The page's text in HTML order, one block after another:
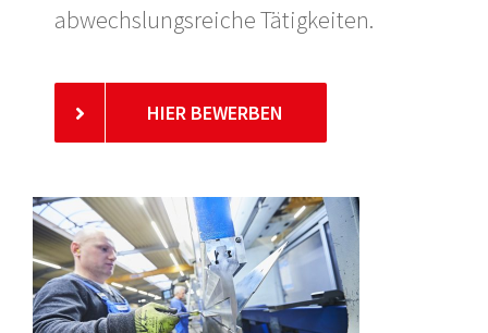
abwechslungsreiche Tätigkeiten.
HIER BEWERBEN